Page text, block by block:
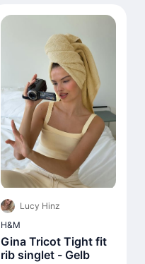
Lucy Hinz
H&M
Gina Tricot Tight fit
rib singlet - Gelb